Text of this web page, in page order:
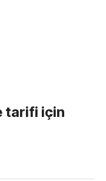
tarifi için